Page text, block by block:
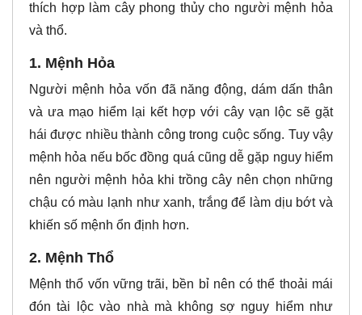
thích hợp làm cây phong thủy cho người mệnh hỏa
và thổ.
1. Mệnh Hỏa
Người mệnh hỏa vốn đã năng động, dám dấn thân
và ưa mạo hiểm lại kết hợp với cây vạn lộc sẽ gặt
hái được nhiều thành công trong cuộc sống. Tuy vậy
mệnh hỏa nếu bốc đồng quá cũng dễ gặp nguy hiểm
nên người mệnh hỏa khi trồng cây nên chọn những
chậu có màu lạnh như xanh, trắng để làm dịu bớt và
khiến số mệnh ổn định hơn.
2. Mệnh Thổ
Mệnh thổ vốn vững trãi, bền bỉ nên có thể thoải mái
đón tài lộc vào nhà mà không sợ nguy hiểm như